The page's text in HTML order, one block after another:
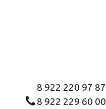
8 922 220 97 87
8 922 229 60 00